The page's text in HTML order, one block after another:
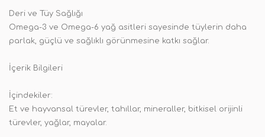
Deri ve Tüy Sağlığı
Omega-3 ve Omega-6 yağ asitleri sayesinde tüylerin daha
parlak, güçlü ve sağlıklı görünmesine katkı sağlar.
İçerik Bilgileri
İçindekiler:
Et ve hayvansal türevler, tahıllar, mineraller, bitkisel orijinli
türevler, yağlar, mayalar.